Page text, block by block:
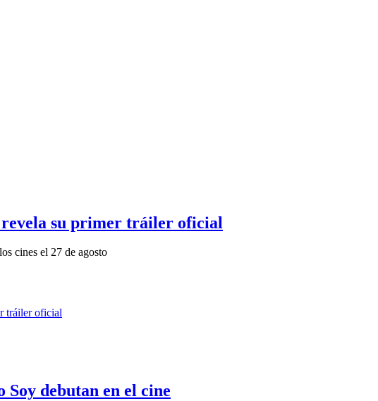
revela su primer tráiler oficial
cines el 27 de agosto
debutan en el cine